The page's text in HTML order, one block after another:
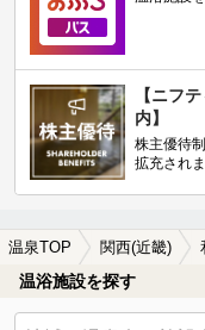
【ニフ
内】
株主優待
拡充され
温泉TOP 関西(近畿)
温浴施設を探す